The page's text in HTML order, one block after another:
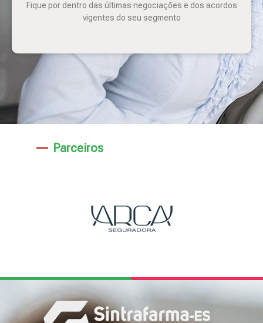
Fique por dentro das últimas negociações e dos acordos
vigentes do seu segmento
Parceiros